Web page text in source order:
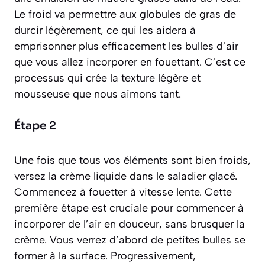
Le froid va permettre aux globules de gras de
durcir légèrement, ce qui les aidera à
emprisonner plus efficacement les bulles d’air
que vous allez incorporer en fouettant. C’est ce
processus qui crée la texture légère et
mousseuse que nous aimons tant.
Étape 2
Une fois que tous vos éléments sont bien froids,
versez la crème liquide dans le saladier glacé.
Commencez à fouetter à vitesse lente. Cette
première étape est cruciale pour commencer à
incorporer de l’air en douceur, sans brusquer la
crème. Vous verrez d’abord de petites bulles se
former à la surface. Progressivement,